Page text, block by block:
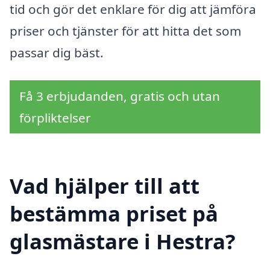
tid och gör det enklare för dig att jämföra
priser och tjänster för att hitta det som
passar dig bäst.
Få 3 erbjudanden, gratis och utan
förpliktelser
Vad hjälper till att
bestämma priset på
glasmästare i Hestra?